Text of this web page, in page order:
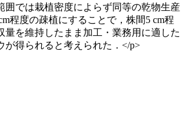
囲では栽植密度によらず同等の乾物生産
程度の疎植にすることで，株間5 cm程
量を維持したまま加工・業務用に適した
が得られると考えられた．</p>